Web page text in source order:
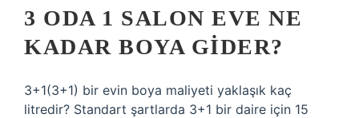
3 ODA 1 SALON EVE NE
KADAR BOYA GIDER?
3+1(3+1) bir evin boya maliyeti yaklaşık kaç
litredir? Standart şartlarda 3+1 bir daire için 15